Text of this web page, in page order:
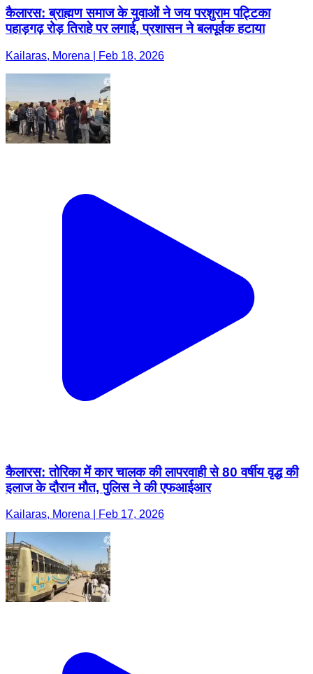
कैलारस: ब्राह्मण समाज के युवाओं ने जय परशुराम पट्टिका
पहाड़गढ़ रोड़ तिराहे पर लगाई, प्रशासन ने बलपूर्वक हटाया
Kailaras, Morena | Feb 18, 2026
कैलारस: तोरिका में कार चालक की लापरवाही से 80 वर्षीय वृद्ध की
इलाज के दौरान मौत, पुलिस ने की एफआईआर
Kailaras, Morena | Feb 17, 2026